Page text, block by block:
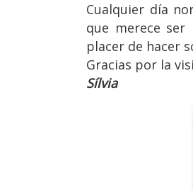
Cualquier día
que merece
placer de hacer
Gracias por la
Sílvia